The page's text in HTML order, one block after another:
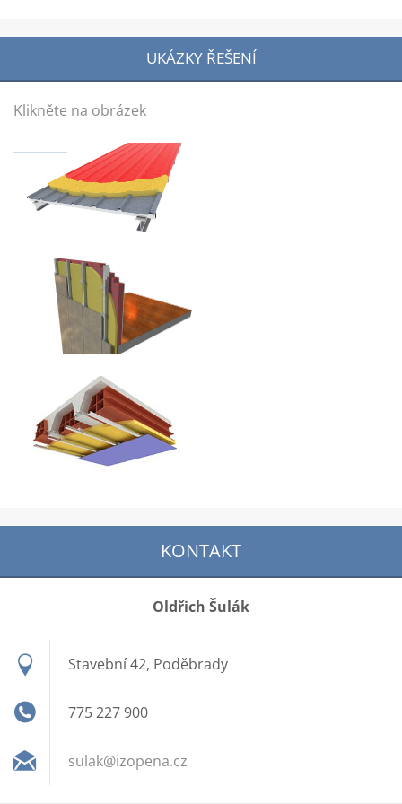
UKÁZKY ŘEŠENÍ
Klikněte na obrázek
KONTAKT
Oldřich Šulák
Stavební 42, Poděbrady
775 227 900
sulak@izopena.cz